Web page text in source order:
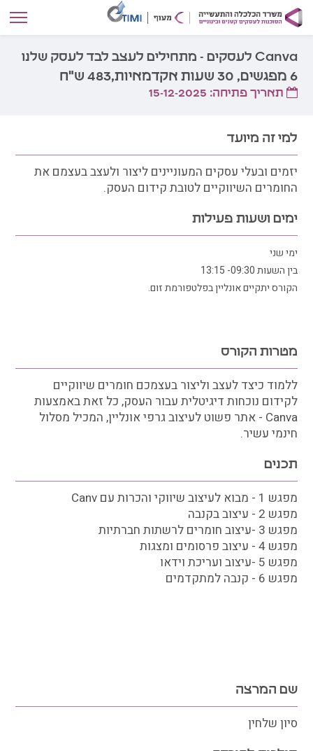
Canva לעסקים - מתחילים לעצב לבד לעסק שלנו
6 מפגשים, 30 שעות אקדמאיות,483 ש"ח
תאריך פתיחה: 15-12-2025
למי זה מיועד
יזמים ובעלי עסקים המעוניינים ליצור ולעצב בעצמם את
החומרים השיווקיים לטובת קידום העסק.
ימים ושעות פעילות
ימי שני
בין השעות 09:30- 13:15
הקורס יתקיים אונליין בפלטפורמת זום.
מטרות הקורס
ללמוד כיצד לעצב וליצור בעצמכם חומרים שיווקיים
לקידום נוכחות דיגיטלית עבור העסק, כל זאת באמצעות
Canva - אתר פשוט לעיצוב גרפי אונליין, המכיל מסלול
חינמי עשיר.
תכנים
מפגש 1 - מבוא לעיצוב שיווקי והכרות עם Canv
מפגש 2 - עיצוב בקנבה
מפגש 3 -עיצוב חומרים לרשתות חברתיות
מפגש 4 - עיצוב פרסומים ומצגות
מפגש 5 -עיצוב ועריכת וידאו
מפגש 6 - קנבה למתקדמים
שם המרצה
סיון שלחין